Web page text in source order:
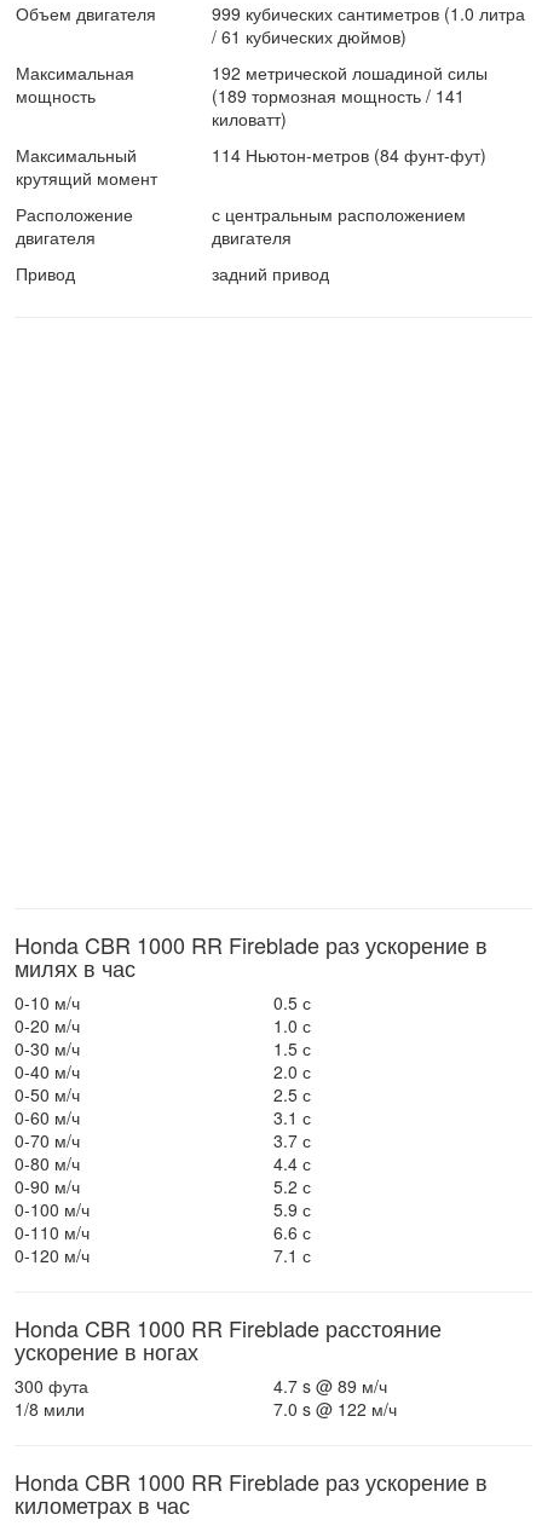
Объем двигателя
999 кубических сантиметров (1.0 литра
/ 61 кубических дюймов)
Максимальная
мощность
192 метрической лошадиной силы
(189 тормозная мощность / 141
киловатт)
Максимальный
крутящий момент
114 Ньютон-метров (84 фунт-фут)
Расположение
двигателя
с центральным расположением
двигателя
Привод
задний привод
Honda CBR 1000 RR Fireblade раз ускорение в
милях в час
0-10 м/ч
0.5 с
0-20 м/ч
1.0 с
0-30 м/ч
1.5 с
0-40 м/ч
2.0 с
0-50 м/ч
2.5 с
0-60 м/ч
3.1 с
0-70 м/ч
3.7 с
0-80 м/ч
4.4 с
0-90 м/ч
5.2 с
0-100 м/ч
5.9 с
0-110 м/ч
6.6 с
0-120 м/ч
7.1 с
Honda CBR 1000 RR Fireblade расстояние
ускорение в ногах
300 фута
4.7 s @ 89 м/ч
1/8 мили
7.0 s @ 122 м/ч
Honda CBR 1000 RR Fireblade раз ускорение в
километрах в час